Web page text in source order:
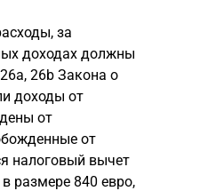
за
доходах должны
26b Закона о
доходы от
от
от
налоговый вычет
размере 840 евро,